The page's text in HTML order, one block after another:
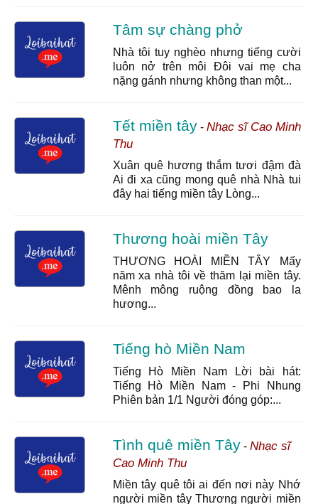
Tâm sự chàng phở
Nhà tôi tuy nghèo nhưng tiếng cười
luôn nở trên môi Đôi vai mẹ cha
nặng gánh nhưng không than một...
Tết miền tây- Nhạc sĩ Cao Minh
Thu
Xuân quê hương thắm tươi đậm đà
Ai đi xa cũng mong quê nhà Nhà tui
đây hai tiếng miền tây Lòng...
Thương hoài miền Tây
THƯƠNG HOÀI MIỀN TÂY Mấy
năm xa nhà tôi về thăm lại miền tây.
Mênh mông ruộng đồng bao la
hương...
Tiếng hò Miền Nam
Tiếng Hò Miền Nam Lời bài hát:
Tiếng Hò Miền Nam - Phi Nhung
Phiên bản 1/1 Người đóng góp:...
Tình quê miền Tây- Nhạc sĩ
Cao Minh Thu
Miền tây quê tôi ai đến nơi này Nhớ
người miền tây Thương người miền